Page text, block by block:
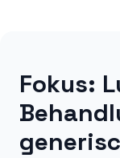
Fokus: